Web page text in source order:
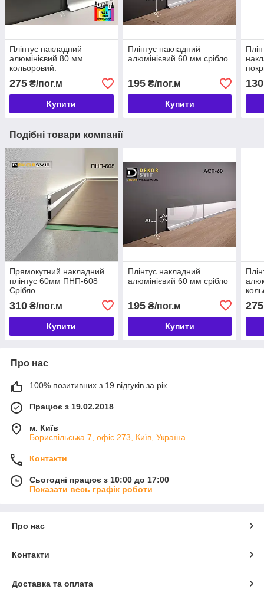
Плінтус накладний
алюмінієвий 80 мм
кольоровий.
275 ₴/пог.м
Купити
Плінтус накладний
алюмінієвий 60 мм срібло
195₴/пог.м
Купити
130
Подібні товари компанії
Прямокутний накладний
плінтус 60мм ПНП-608
Срібло
310 ₴/пог.м
Купити
Плінтус накладний
алюмінієвий 60 мм срібло
195₴/пог.м
Купити
275
Про нас
100% позитивних з 19 відгуків за рік
Працює з 19.02.2018
м. Київ
Бориспільська 7, офіс 273, Київ, Україна
Контакти
Сьогодні працює з 10:00 до 17:00
Показати весь графік роботи
Про нас
Контакти
Доставка та оплата